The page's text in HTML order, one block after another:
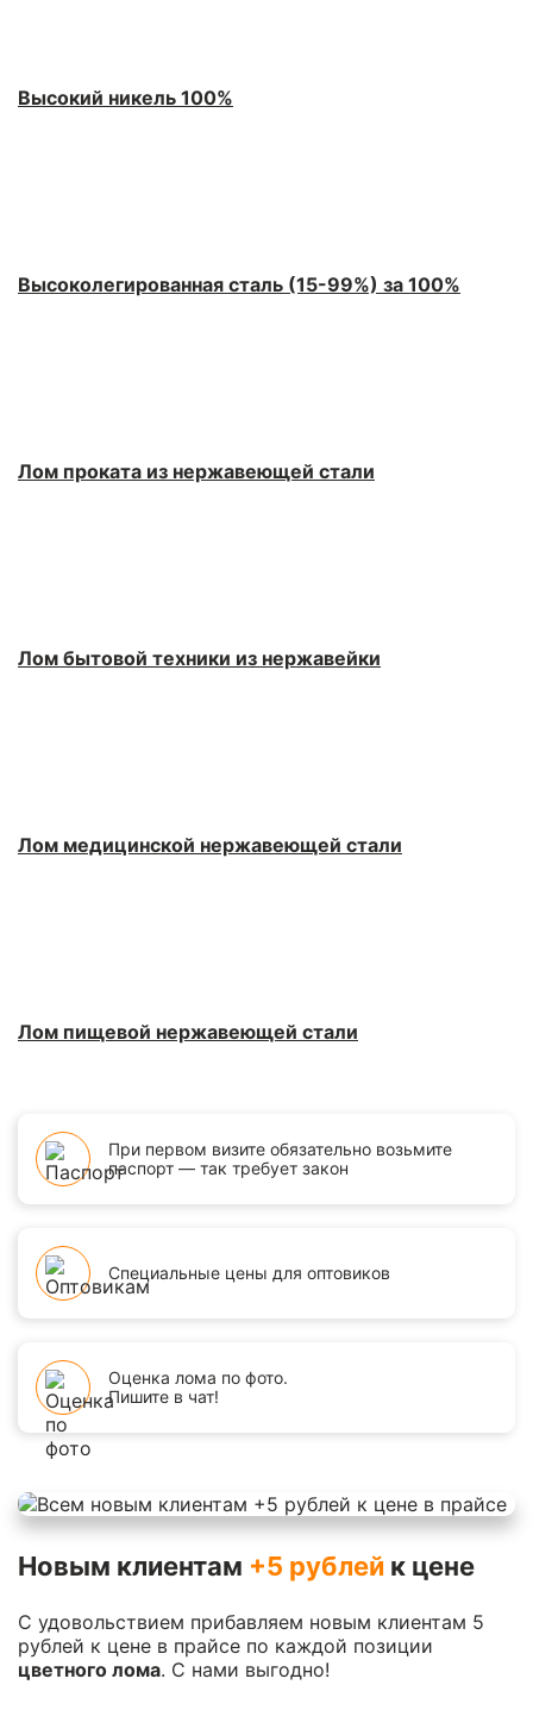
Высокий никель 100%
Высоколегированная сталь (15-99%) за 100%
Лом проката из нержавеющей стали
Лом бытовой техники из нержавейки
Лом медицинской нержавеющей стали
Лом пищевой нержавеющей стали
При первом визите обязательно возьмите
паспорт — так требует закон
Специальные цены для оптовиков
Оценка лома по фото.
Пишите в чат!
Новым клиентам +5 рублей к цене
С удовольствием прибавляем новым клиентам 5
рублей к цене в прайсе по каждой позиции
цветного лома. С нами выгодно!